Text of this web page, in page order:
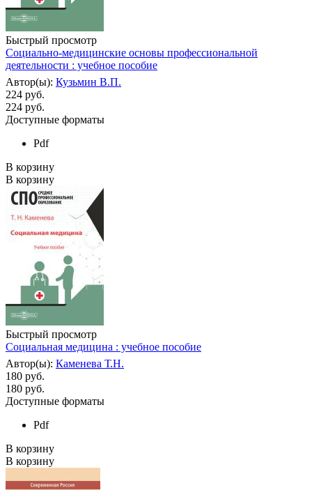
Быстрый просмотр
Социально-медицинские основы профессиональной
деятельности : учебное пособие
Автор(ы): Кузьмин В.П.
224 руб.
224 руб.
Доступные форматы
Pdf
В корзину
В корзину
Быстрый просмотр
Социальная медицина : учебное пособие
Автор(ы): Каменева Т.Н.
180 руб.
180 руб.
Доступные форматы
Pdf
В корзину
В корзину